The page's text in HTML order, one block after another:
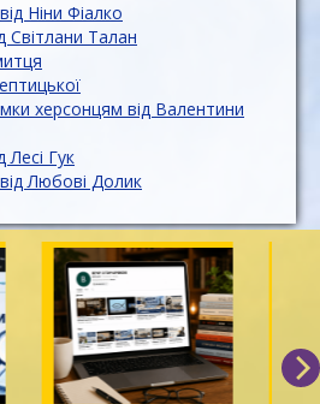
Ніни Фіалко
Світлани Талан
херсонцям від Валентини
Лесі Гук
Любові Долик